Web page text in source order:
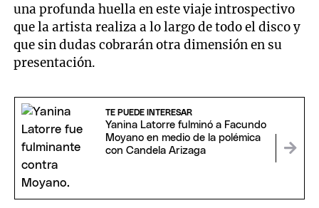
una profunda huella en este viaje introspectivo
que la artista realiza a lo largo de todo el disco y
que sin dudas cobrarán otra dimensión en su
presentación.
TE PUEDE INTERESAR
Yanina Latorre fulminó a Facundo
Moyano en medio de la polémica
con Candela Arizaga